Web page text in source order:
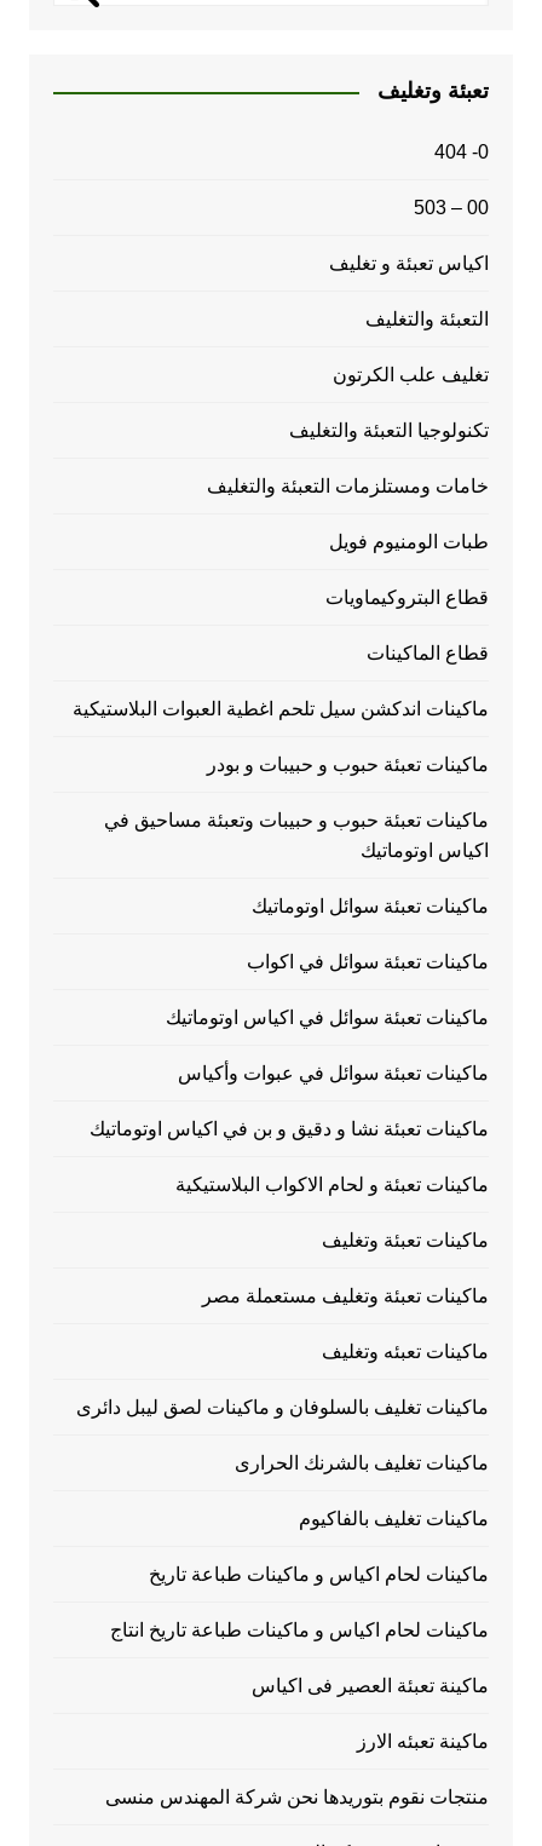
تعبئة وتغليف
0- 404
00 – 503
اكياس تعبئة و تغليف
التعبئة والتغليف
تغليف علب الكرتون
تكنولوجيا التعبئة والتغليف
خامات ومستلزمات التعبئة والتغليف
طبات الومنيوم فويل
قطاع البتروكيماويات
قطاع الماكينات
ماكينات اندكشن سيل تلحم اغطية العبوات البلاستيكية
ماكينات تعبئة حبوب و حبيبات و بودر
ماكينات تعبئة حبوب و حبيبات وتعبئة مساحيق في
اكياس اوتوماتيك
ماكينات تعبئة سوائل اوتوماتيك
ماكينات تعبئة سوائل في اكواب
ماكينات تعبئة سوائل في اكياس اوتوماتيك
ماكينات تعبئة سوائل في عبوات وأكياس
ماكينات تعبئة نشا و دقيق و بن في اكياس اوتوماتيك
ماكينات تعبئة و لحام الاكواب البلاستيكية
ماكينات تعبئة وتغليف
ماكينات تعبئة وتغليف مستعملة مصر
ماكينات تعبئه وتغليف
ماكينات تغليف بالسلوفان و ماكينات لصق ليبل دائرى
ماكينات تغليف بالشرنك الحرارى
ماكينات تغليف بالفاكيوم
ماكينات لحام اكياس و ماكينات طباعة تاريخ
ماكينات لحام اكياس و ماكينات طباعة تاريخ انتاج
ماكينة تعبئة العصير فى اكياس
ماكينة تعبئه الارز
منتجات نقوم بتوريدها نحن شركة المهندس منسى